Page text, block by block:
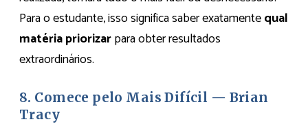
Para o estudante, isso significa saber exatamentequal
matéria priorizarpara obter resultados
extraordinários.
8. Comece pelo Mais Difícil — Brian
Tracy